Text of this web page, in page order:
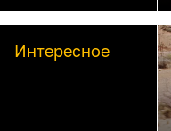
Интересное